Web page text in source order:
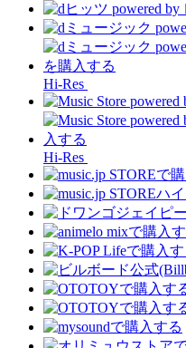
Hi-Res
Hi-Res